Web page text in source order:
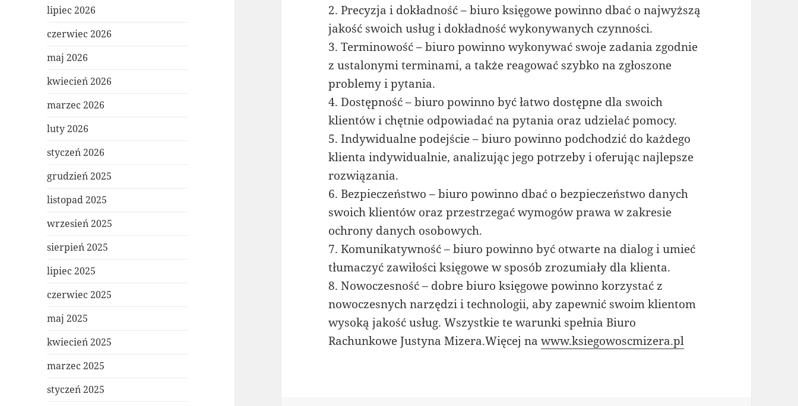
lipiec 2026
czerwiec 2026
maj 2026
kwiecień 2026
marzec 2026
luty 2026
styczeń 2026
grudzień 2025
listopad 2025
wrzesień 2025
sierpień 2025
lipiec 2025
czerwiec 2025
maj 2025
kwiecień 2025
marzec 2025
styczeń 2025
2. Precyzja i dokładność – biuro księgowe powinno dbać o najwyższą
jakość swoich usług i dokładność wykonywanych czynności.
3. Terminowość – biuro powinno wykonywać swoje zadania zgodnie
z ustalonymi terminami, a także reagować szybko na zgłoszone
problemy i pytania.
4. Dostępność – biuro powinno być łatwo dostępne dla swoich
klientów i chętnie odpowiadać na pytania oraz udzielać pomocy.
5. Indywidualne podejście – biuro powinno podchodzić do każdego
klienta indywidualnie, analizując jego potrzeby i oferując najlepsze
rozwiązania.
6. Bezpieczeństwo – biuro powinno dbać o bezpieczeństwo danych
swoich klientów oraz przestrzegać wymogów prawa w zakresie
ochrony danych osobowych.
7. Komunikatywność – biuro powinno być otwarte na dialog i umieć
tłumaczyć zawiłości księgowe w sposób zrozumiały dla klienta.
8. Nowoczesność – dobre biuro księgowe powinno korzystać z
nowoczesnych narzędzi i technologii, aby zapewnić swoim klientom
wysoką jakość usług. Wszystkie te warunki spełnia Biuro
Rachunkowe Justyna Mizera.Więcej nawww.ksiegowoscmizera.pl